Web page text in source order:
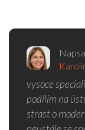
vysoce
podílím na
strast o